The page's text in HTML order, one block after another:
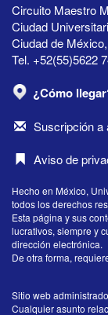
Circuito Maestro
Ciudad
Ciudad de
Tel. +52(55)5622
¿Cómo
Suscripción a
Aviso de
Hecho en México,
todos los derechos
Esta página y sus
lucrativos, siempre y
dirección electrónica.
De otra forma,
Sitio web
Cualquier asunto